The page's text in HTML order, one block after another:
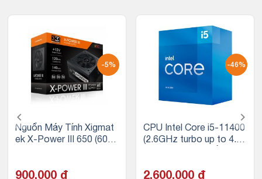
-5%
Nguồn Máy Tính Xigmat
ek X-Power III 650 (600
900,000 ₫
-46%
CPU Intel Core i5-11400
(2.6GHz turbo up to 4.4
2,600,000 ₫